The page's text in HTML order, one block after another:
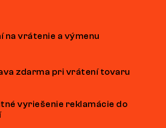
na vrátenie a výmenu
zdarma pri vrátení tovaru
vyriešenie reklamácie do